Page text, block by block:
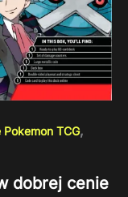
TCG,
dobrej cenie